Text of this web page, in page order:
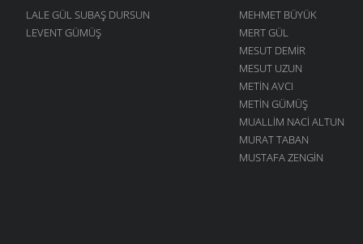
LALE GÜL SUBAŞ DURSUN
LEVENT GÜMÜŞ
MEHMET BÜYÜK
MERT GÜL
MESUT DEMIR
MESUT UZUN
METIN AVCI
METIN GÜMÜŞ
MUALLIM NACI ALTUN
MURAT TABAN
MUSTAFA ZENGIN